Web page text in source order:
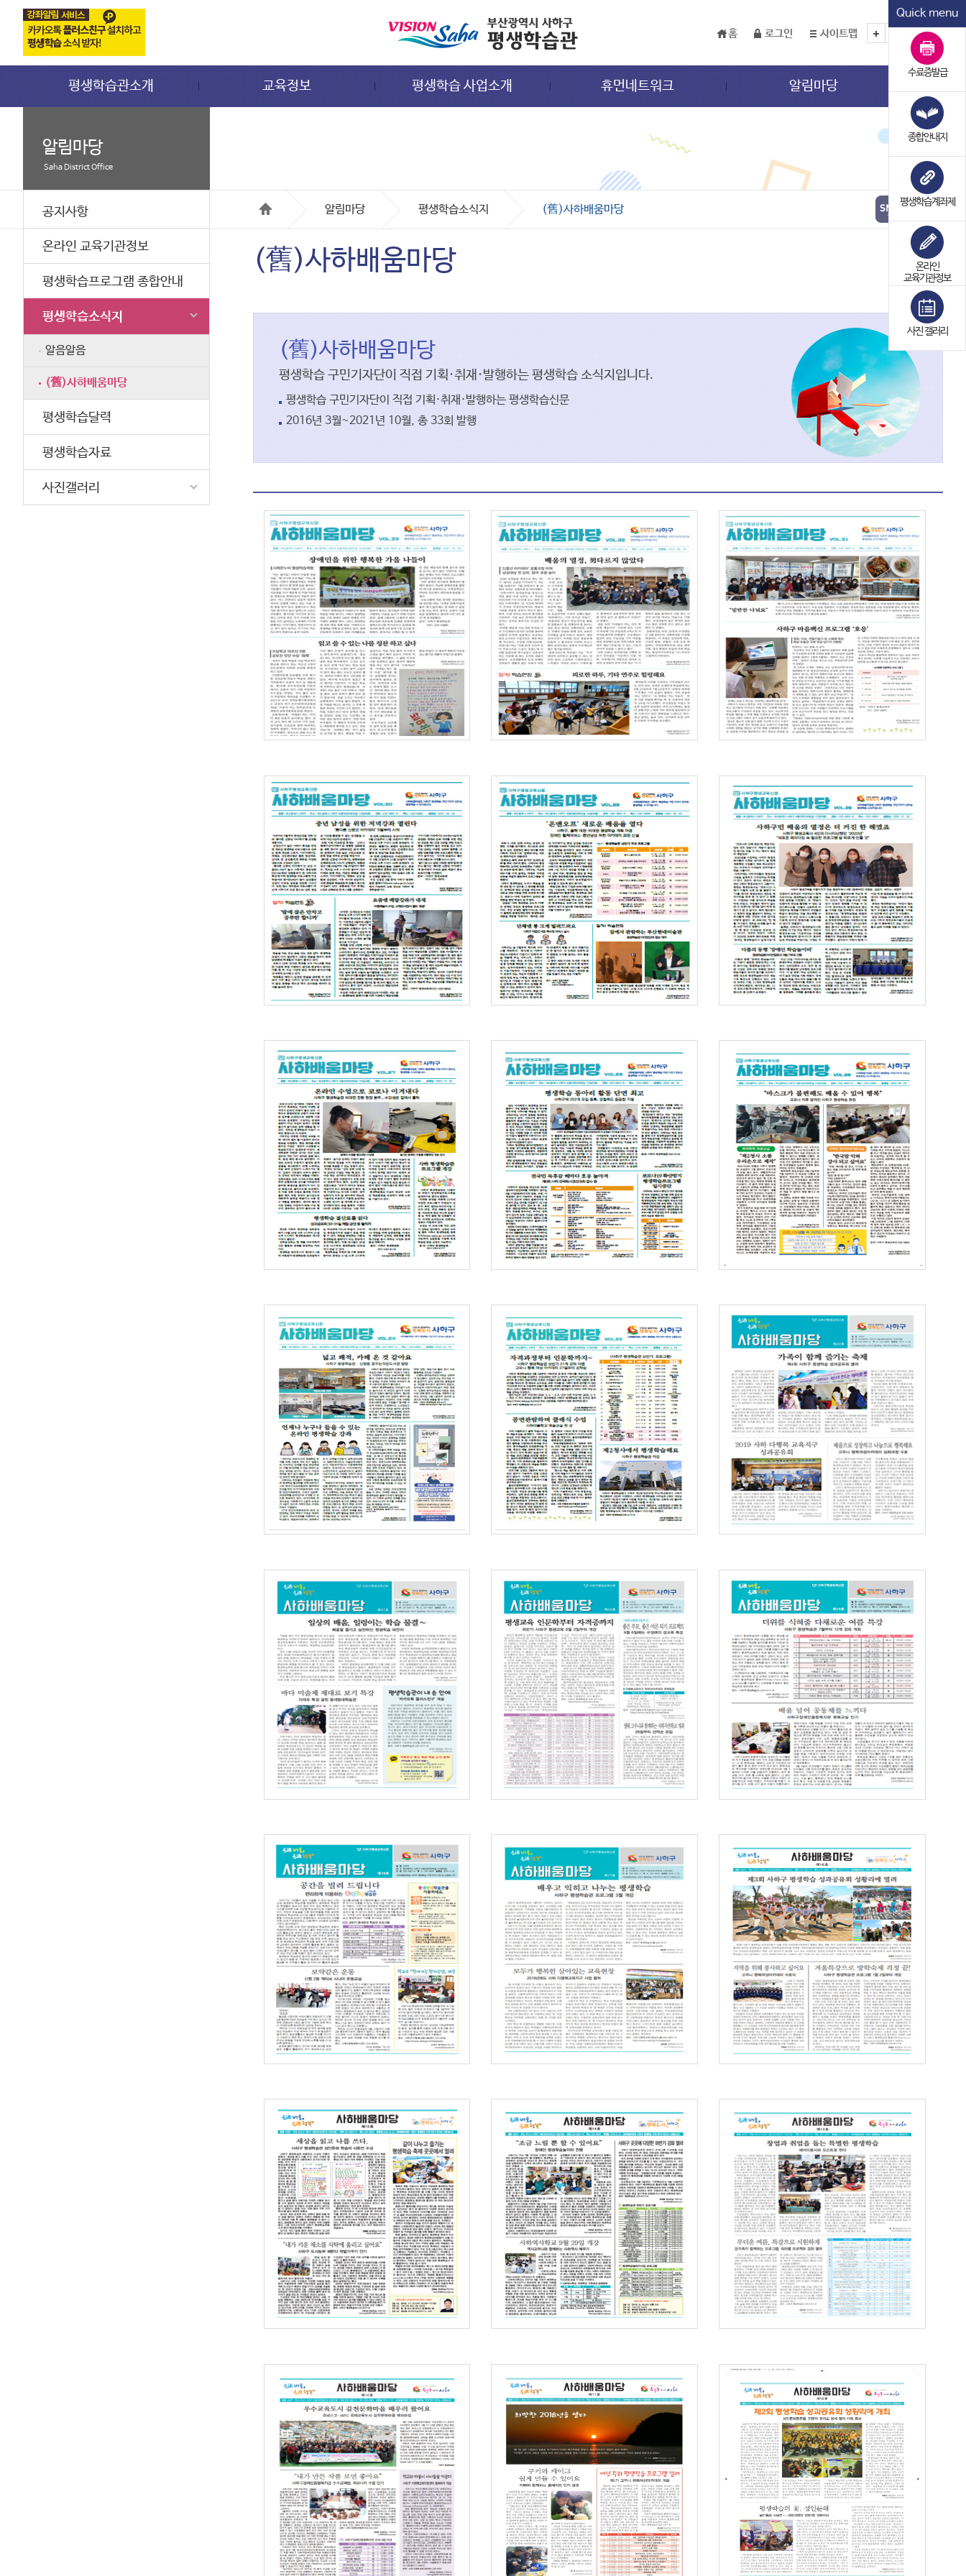
홈 로그인 사이트맵 TEXT
평생학습관소개 교육정보 평생학습 사업소개 휴먼네트워크 알림마당
알림마당
Saha District Office
공지사항
온라인 교육기관정보
평생학습프로그램 종합안내
평생학습소식지
알음알음
(舊)사하배움마당
평생학습달력
평생학습자료
사진갤러리
알림마당 평생학습소식지 (舊)사하배움마당
(舊)사하배움마당
(舊)사하배움마당
평생학습 구민기자단이 직접 기획·취재·발행하는 평생학습 소식지입니다.
평생학습 구민기자단이 직접 기획·취재·발행하는 평생학습신문
2016년 3월~2021년 10월, 총 33회 발행
Quick menu
수료증발급
종합안내지
평생학습계좌제
온라인
교육기관정보
사진 갤러리